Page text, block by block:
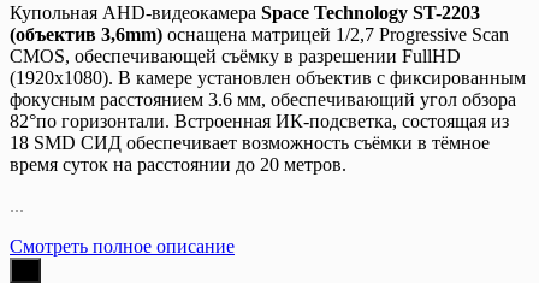
Купольная AHD-видеокамера Space Technology ST-2203
(объектив 3,6mm) оснащена матрицей 1/2,7 Progressive Scan
CMOS, обеспечивающей съёмку в разрешении FullHD
(1920х1080). В камере установлен объектив с фиксированным
фокусным расстоянием 3.6 мм, обеспечивающий угол обзора
82°по горизонтали. Встроенная ИК-подсветка, состоящая из
18 SMD СИД обеспечивает возможность съёмки в тёмное
время суток на расстоянии до 20 метров.
...
Смотреть полное описание